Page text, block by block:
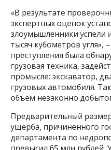
«В результате
экспертных оценок
злоумышленники успели
тысяч кубометров угля»,
преступления была
грузовая техника,
промысле: экскаватор,
грузовых автомобиля.
объем незаконно
Предварительный
ущерба, причиненного
департамента по